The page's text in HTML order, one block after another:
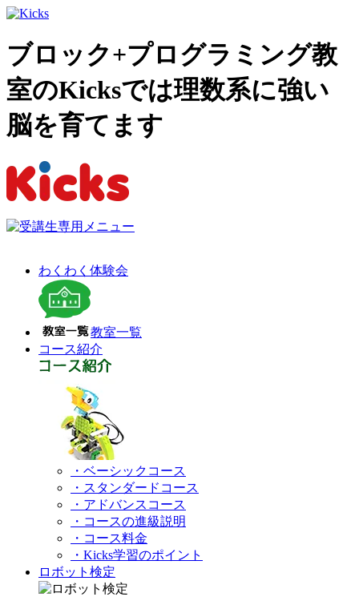
ブロック+プログラミング教
室のKicksでは理数系に強い
脳を育てます
わくわく体験会
教室一覧
コース紹介
・ベーシックコース
・スタンダードコース
・アドバンスコース
・コースの進級説明
・コース料金
・Kicks学習のポイント
ロボット検定